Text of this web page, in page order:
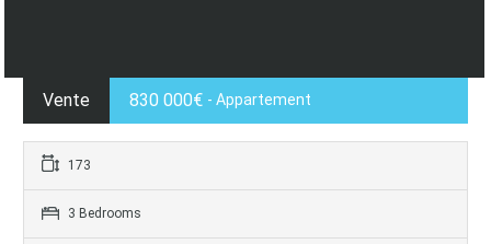
Vente 830 000€ - Appartement
173
3 Bedrooms